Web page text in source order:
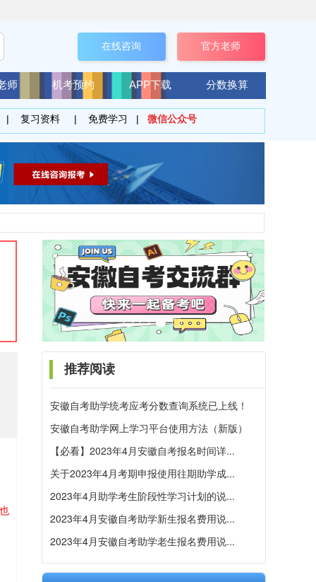
官方老师
师 机考预约 APP下载 分数换算
| 复习资料 | 免费学习 | 微信公众号
在线咨询
安徽自考助学统考应考分数查询系统已上线！
安徽自考助学网上学习平台使用方法（新版）
【必看】2023年4月安徽自考报名时间详...
关于2023年4月考期申报使用往期助学成...
2023年4月助学考生阶段性学习计划的说...
2023年4月安徽自考助学新生报名费用说...
2023年4月安徽自考助学老生报名费用说...
推荐阅读